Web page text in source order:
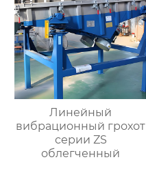
Линейный
вибрационный грохот
серии ZS
облегченный